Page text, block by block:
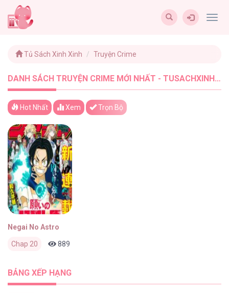
Tủ Sách Xinh Xinh Truyện Crime
DANH SÁCH TRUYỆN CRIME MỚI NHẤT - TUSACHXINHXINH (1)
Hot Nhất Xem Trọn Bộ
Negai No Astro
Chap 20 889
BẢNG XẾP HẠNG